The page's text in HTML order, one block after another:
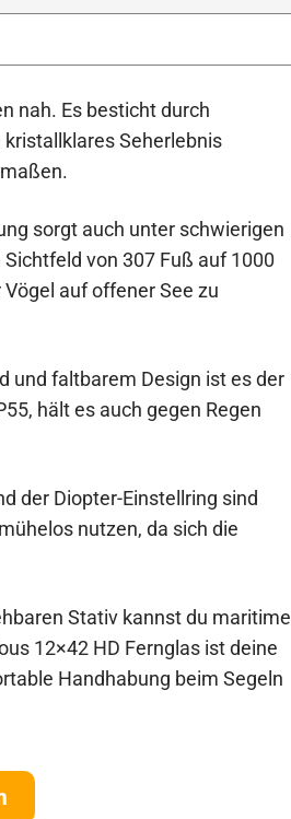
nah. Es besticht durch
Seherlebnis
sorgt auch unter schwierigen
von 307 Fuß auf 1000
auf offener See zu
und faltbarem Design ist es der
hält es auch gegen Regen
der Diopter-Einstellring sind
nutzen, da sich die
Stativ kannst du maritime
12×42 HD Fernglas ist deine
Handhabung beim Segeln